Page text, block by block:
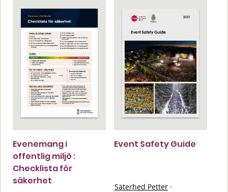
Evenemang i
offentlig miljö :
Checklista för
säkerhet
Event Safety Guide
Säterhed Petter ·